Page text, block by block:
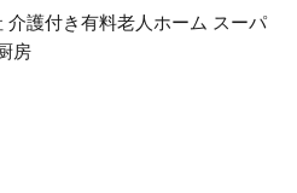
護付き有料老人ホーム スーパ
房